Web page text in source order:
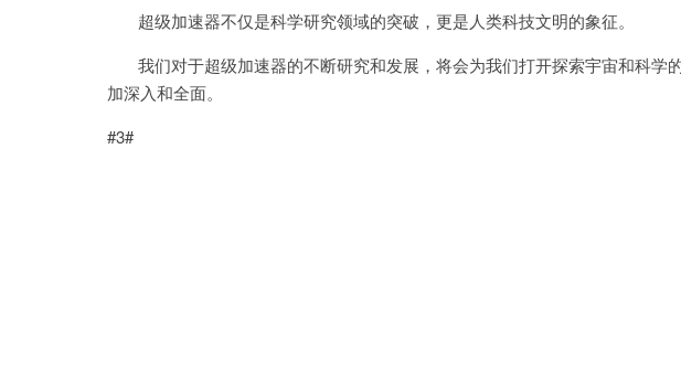
超级加速器不仅是科学研究领域的突破，更是人类科技文明的象征。
我们对于超级加速器的不断研究和发展，将会为我们打开探索宇宙和科学
加深入和全面。
#3#